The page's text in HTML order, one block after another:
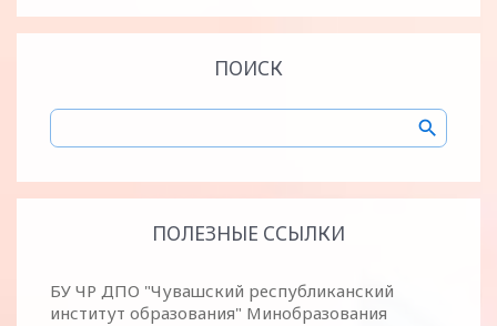
ПОИСК
ПОЛЕЗНЫЕ ССЫЛКИ
БУ ЧР ДПО "Чувашский республиканский
институт образования" Минобразования